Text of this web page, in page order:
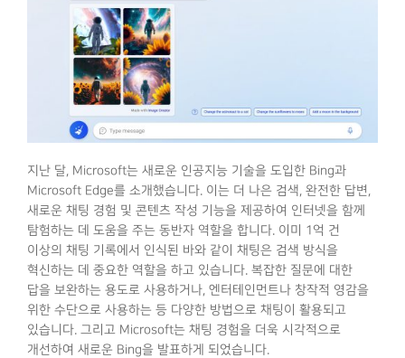
지난 달, Microsoft는 새로운 인공지능 기술을 도입한 Bing과
Microsoft Edge를 소개했습니다. 이는 더 나은 검색, 완전한 답변,
새로운 채팅 경험 및 콘텐츠 작성 기능을 제공하여 인터넷을 함께
탐험하는 데 도움을 주는 동반자 역할을 합니다. 이미 1억 건
이상의 채팅 기록에서 인식된 바와 같이 채팅은 검색 방식을
혁신하는 데 중요한 역할을 하고 있습니다. 복잡한 질문에 대한
답을 보완하는 용도로 사용하거나, 엔터테인먼트나 창작적 영감을
위한 수단으로 사용하는 등 다양한 방법으로 채팅이 활용되고
있습니다. 그리고 Microsoft는 채팅 경험을 더욱 시각적으로
개선하여 새로운 Bing을 발표하게 되었습니다.